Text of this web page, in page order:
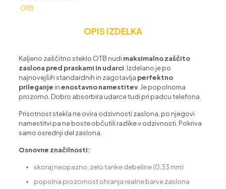
OTB
OPIS IZDELKA
Kaljeno zaščitno steklo OTB nudi maksimalno zaščito
zaslona pred praskami in udarci . Izdelano je po
najnovejših standardnih in zagotavlja perfektno
prileganje inenostavno namestitev. Je popolnoma
prozorno. Dobro absorbira udarce tudi pri padcu telefona.
Prisotnost stekla ne ovira odzivnosti zaslona, po njegovi
namestitvi pa ne boste občutili razlike v odzivnosti. Pokriva
samo osrednji del zaslona.
Osnovne značilnosti:
skoraj neopazno, zelo tanke debeline (0,33 mm)
popolna prozornost ohranja realne barve zaslona